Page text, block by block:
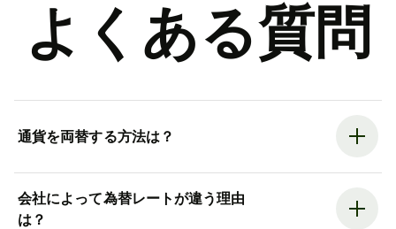
よくある質問
通貨を両替する方法は？
会社によって為替レートが違う理由
は？